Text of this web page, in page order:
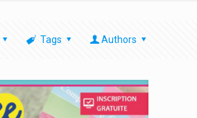
Tags Authors